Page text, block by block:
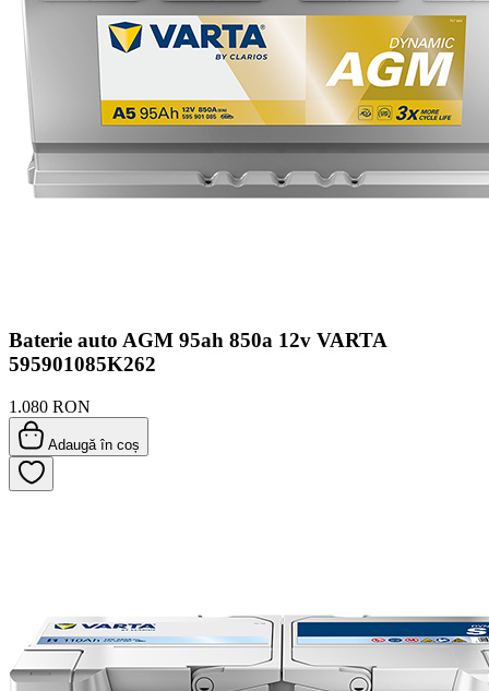
Baterie auto AGM 95ah 850a 12v VARTA
595901085K262
1.080 RON
Adaugă în coș